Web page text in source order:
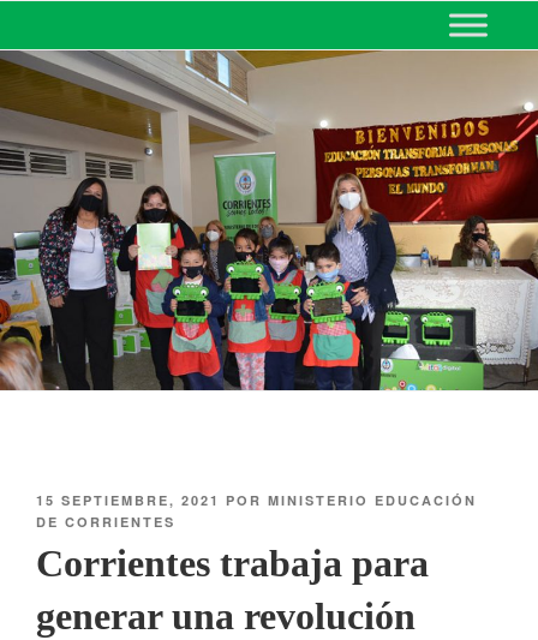
MINISTERIO DE EDUCACIÓN
DE CORRIENTES
15 SEPTIEMBRE, 2021 POR MINISTERIO EDUCACIÓN
DE CORRIENTES
Corrientes trabaja para
generar una revolución